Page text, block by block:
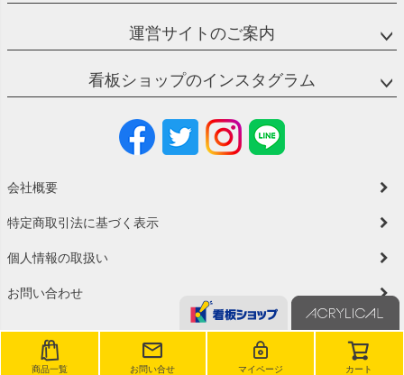
商品一覧 お問い合せ マイページ カート
運営サイトのご案内
看板ショップのインスタグラム
会社概要
特定商取引法に基づく表示
個人情報の取扱い
お問い合わせ